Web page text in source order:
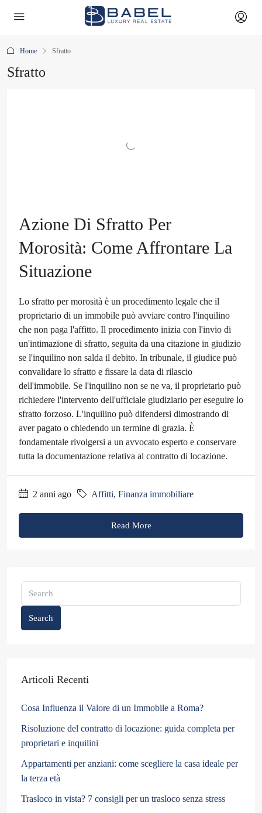
Home Sfratto
Sfratto
Azione Di Sfratto Per
Morosità: Come Affrontare La
Situazione
Lo sfratto per morosità è un procedimento legale che il
proprietario di un immobile può avviare contro l'inquilino
che non paga l'affitto. Il procedimento inizia con l'invio di
un'intimazione di sfratto, seguita da una citazione in giudizio
se l'inquilino non salda il debito. In tribunale, il giudice può
convalidare lo sfratto e fissare la data di rilascio
dell'immobile. Se l'inquilino non se ne va, il proprietario può
richiedere l'intervento dell'ufficiale giudiziario per eseguire lo
sfratto forzoso. L'inquilino può difendersi dimostrando di
aver pagato o chiedendo un termine di grazia. È
fondamentale rivolgersi a un avvocato esperto e conservare
tutta la documentazione relativa al contratto di locazione.
2 anni ago Affitti, Finanza immobiliare
Read More
Search
Articoli Recenti
Cosa Influenza il Valore di un Immobile a Roma?
Risoluzione del contratto di locazione: guida completa per
proprietari e inquilini
Appartamenti per anziani: come scegliere la casa ideale per
la terza età
Trasloco in vista? 7 consigli per un trasloco senza stress